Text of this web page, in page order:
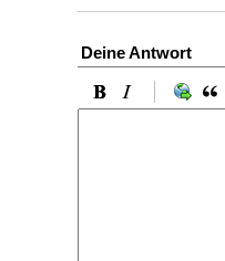
Deine Antwort